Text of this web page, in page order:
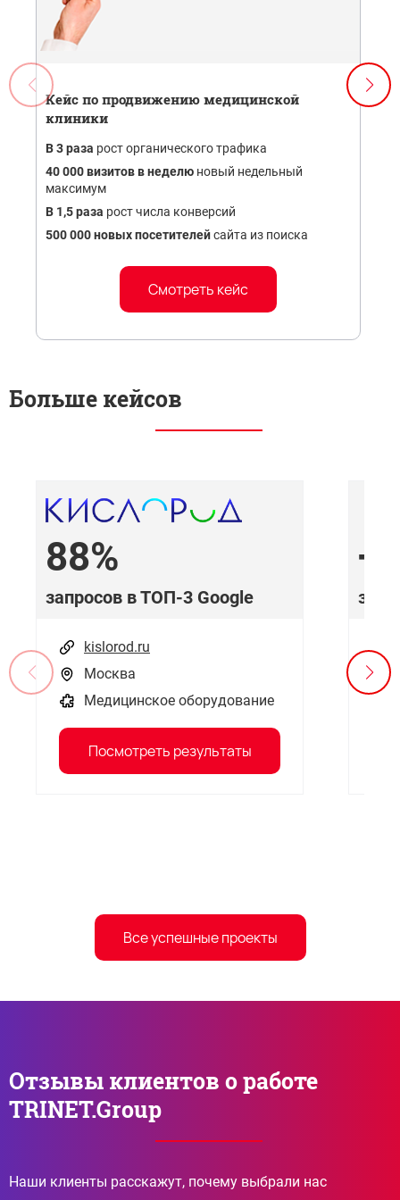
Кейс по продвижению медицинской
клиники
В 3 раза рост органического трафика
40 000 визитов в неделю новый недельный
максимум
В 1,5 раза рост числа конверсий
500 000 новых посетителейсайта из поиска
Смотреть кейс
Больше кейсов
88%
запросов в ТОП-3 Google
kislorod.ru
Москва
Медицинское оборудование
Посмотреть результаты
Все успешные проекты
Отзывы клиентов о работе
TRINET.Group
Наши клиенты расскажут, почему выбрали нас